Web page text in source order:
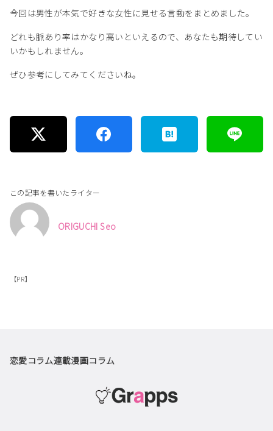
今回は男性が本気で好きな女性に見せる言動をまとめました。
どれも脈あり率はかなり高いといえるので、あなたも期待してい
いかもしれません。
ぜひ参考にしてみてくださいね。
この記事を書いたライター
ORIGUCHI Seo
【PR】
恋愛コラム連載漫画コラム